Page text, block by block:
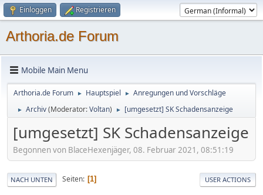
Einloggen Registrieren
Arthoria.de Forum
Mobile Main Menu
Arthoria.de Forum ► Hauptspiel ► Anregungen und Vorschläge
► Archiv(Moderator:Voltan) ► [umgesetzt] SK Schadensanzeige
[umgesetzt] SK Schadensanzeige
Begonnen von BlaceHexenjäger, 08. Februar 2021, 08:51:19
NACH UNTEN Seiten 1 USER ACTIONS